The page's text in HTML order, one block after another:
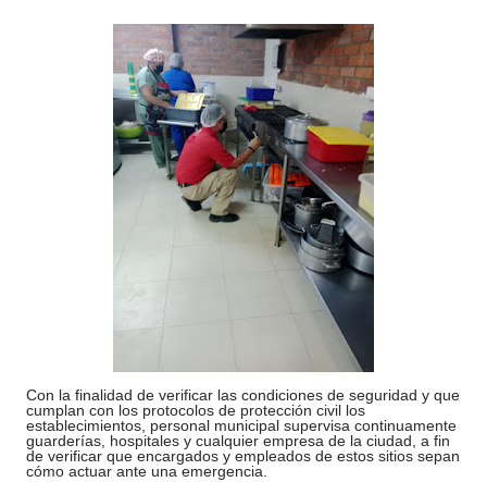
Con la finalidad de verificar las condiciones de seguridad y que
cumplan con los protocolos de protección civil los
establecimientos, personal municipal supervisa continuamente
guarderías, hospitales y cualquier empresa de la ciudad, a fin
de verificar que encargados y empleados de estos sitios sepan
cómo actuar ante una emergencia.